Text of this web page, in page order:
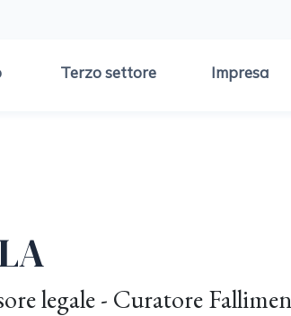
Terzo settore Impresa
legale - Curatore